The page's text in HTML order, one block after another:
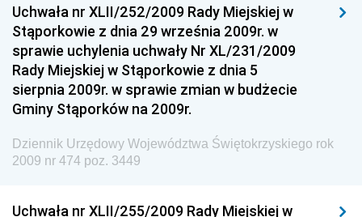
Dziennik Urzędowy Ministra Funduszy i Polityki
Regionalnej
Dziennik Urzędowy Ministra Aktywów Państwowych
Dziennik Urzędowy Ministra Zdrowia
Dziennik Urzędowy Ministra Środowiska i Głównego
Dziennik Urzędowy Ministra Klimatu i Środowiska
Narodowego i Sportu
Uchwała nr XLII/252/2009 Rady Miejskiej w
Stąporkowie z dnia 29 września 2009r. w
sprawie uchylenia uchwały Nr XL/231/2009
Rady Miejskiej w Stąporkowie z dnia 5
sierpnia 2009r. w sprawie zmian w budżecie
Gminy Stąporków na 2009r.
Dziennik Urzędowy Województwa Świętokrzyskiego rok
2009 nr 474 poz. 3449
Uchwała nr XLII/255/2009 Rady Miejskiej w